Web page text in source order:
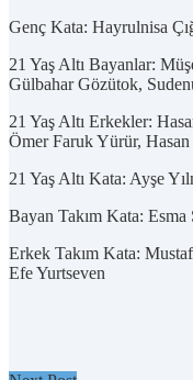
Genç Kata: Hayrulnisa
21 Yaş Altı Bayanlar:
Gülbahar Gözütok,
21 Yaş Altı Erkekler:
Ömer Faruk Yürür,
21 Yaş Altı Kata: Ayşe
Bayan Takım Kata:
Erkek Takım Kata:
Efe Yurtseven